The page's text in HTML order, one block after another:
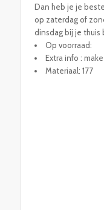
Dan heb je je
op zaterdag of
dinsdag bij je thuis
Op voorraad:
Extra info :
Materiaal: 177